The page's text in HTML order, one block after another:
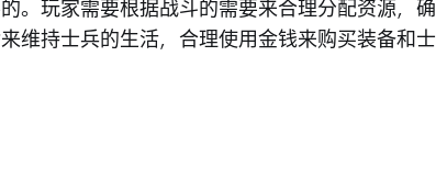
。玩家需要根据战斗的需要来合理分配资源，确
维持士兵的生活，合理使用金钱来购买装备和士